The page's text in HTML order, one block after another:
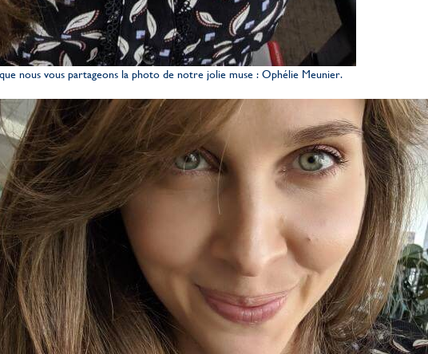
nous vous partageons la photo de notre jolie muse : Ophélie Meunier.